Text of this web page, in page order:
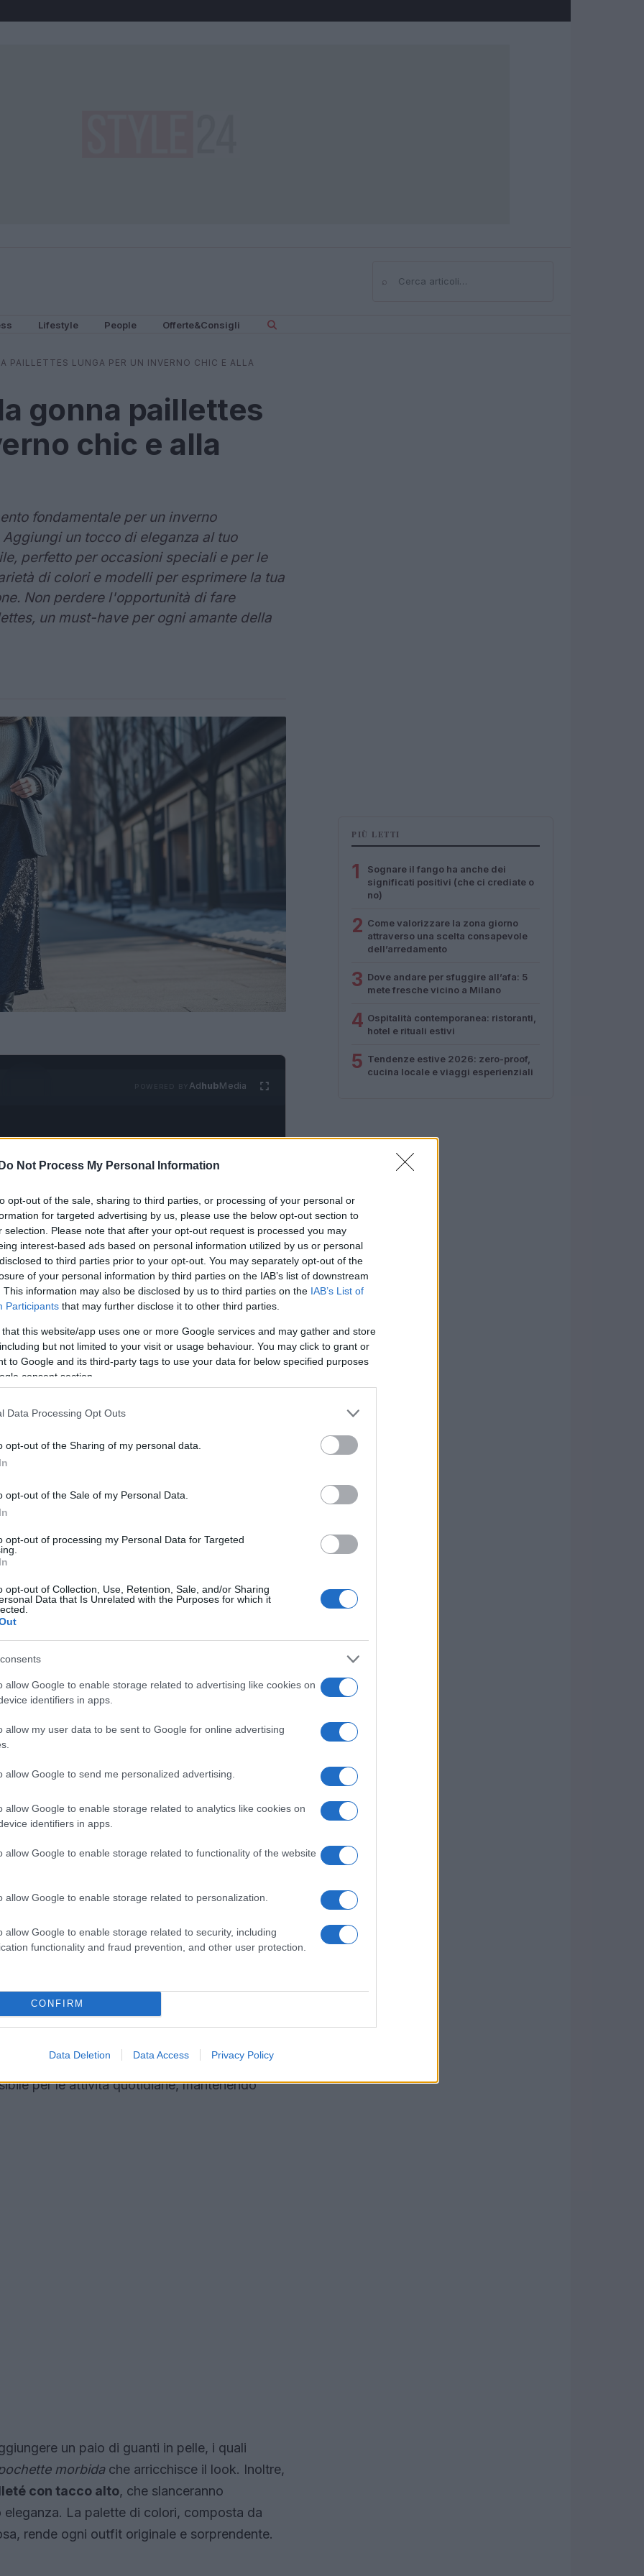
Do Not Process My Personal Information
opt-out of the sale, sharing to third parties, or processing of your personal or
for targeted advertising by us, please use the below opt-out section to
selection. Please note that after your opt-out request is processed you may
interest-based ads based on personal information utilized by us or personal
to third parties prior to your opt-out. You may separately opt-out of the
of your personal information by third parties on the IAB’s list of downstream
This information may also be disclosed by us to third parties on the IAB’s List of
Participants that may further disclose it to other third parties.
that this website/app uses one or more Google services and may gather and store
but not limited to your visit or usage behaviour. You may click to grant or
to Google and its third-party tags to use your data for below specified purposes
consent section.
Data Processing Opt Outs
opt-out of the Sharing of my personal data.
opt-out of the Sale of my Personal Data.
opt-out of processing my Personal Data for Targeted
opt-out of Collection, Use, Retention, Sale, and/or Sharing
Data that Is Unrelated with the Purposes for which it
allow Google to enable storage related to advertising like cookies on
identifiers in apps.
allow my user data to be sent to Google for online advertising
allow Google to send me personalized advertising.
allow Google to enable storage related to analytics like cookies on
identifiers in apps.
allow Google to enable storage related to functionality of the website
allow Google to enable storage related to personalization.
allow Google to enable storage related to security, including
functionality and fraud prevention, and other user protection.
CONFIRM
Data Deletion Data Access Privacy Policy
⌕Cerca
Lifestyle People Offerte&Consigli
PAILLETTES LUNGA PER UN INVERNO CHIC E ALLA
gonna paillettes
chic e alla
fondamentale per un inverno
un tocco di eleganza al tuo
perfetto per occasioni speciali e per le
di colori e modelli per esprimere la tua
Non perdere l'opportunità di fare
un must-have per ogni amante della
AdhubMedia
al ritorno dellagonna paillettes lunga, un
Oltre a cappotti e tailleur, lepaillettes
a elemento chiave del guardaroba
e gli abbinamenti che rendono la
la stagione fredda.
per l’autunno-inverno
a persistere, evidenziando la sua capacità di
autunno-inverno 2025, la designer Elisabetta
di questo classico, caratterizzata da un
materiale crea un effetto
monocromatici, con sfumature che
un’aria sofisticata e contemporanea al
rigorosa, ma al contempo si avvolge
una
di sentirsi a proprio agio e al contempo
occasioni, non solo a eventi speciali,
lunga
paillettes lunga è la sua capacità di
alla vita di tutti i giorni, è possibile optare per
un tocco casual e raffinato. Questo
per le attività quotidiane, mantenendo
un paio di guanti in pelle, i quali
morbidache arricchisce il look. Inoltre,
con tacco alto, che slanceranno
La palette di colori, composta da
rende ogni outfit originale e sorprendente.
PIÙ LETTI
1
Sognare il fango ha anche dei
significati positivi (che ci crediate o
no)
2 Come valorizzare la zona giorno
attraverso una scelta consapevole
dell’arredamento
3 Dove andare per sfuggire all’afa: 5
mete fresche vicino a Milano
4 Ospitalità contemporanea: ristoranti,
hotel e rituali estivi
5 Tendenze estive 2026: zero-proof,
cucina locale e viaggi esperienziali